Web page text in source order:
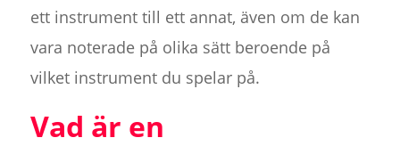
ett instrument till ett annat, även om de kan
vara noterade på olika sätt beroende på
vilket instrument du spelar på.
Vad är en